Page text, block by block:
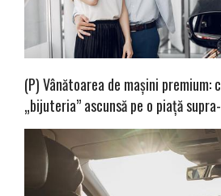
(P) Vânătoarea de mașini premium:
„bijuteria” ascunsă pe o piață